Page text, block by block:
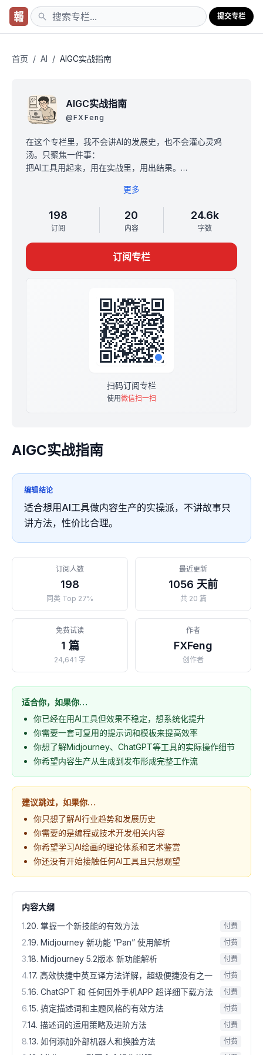
提交专栏
首页 / AI / AIGC实战指南
AIGC实战指南
@FXFeng
在这个专栏里，我不会讲AI的发展史，也不会灌心灵鸡
汤。只聚焦一件事：
把AI工具用起来，用在实战里，用出结果。
每一期只讲一个工具：怎么上手、怎么用出效果。
全部基于我的真实项目实操：从文案生成、封面设计、脚
本改写，到批量排版、自动发布。
提供可直接复用的提示词、模版、操作流程。
更多
198
订阅
20
内容
24.6k
字数
订阅专栏
扫码订阅专栏
使用微信扫一扫
AIGC实战指南
编辑结论
适合想用AI工具做内容生产的实操派，不讲故事只
讲方法，性价比合理。
订阅人数
198
同类 Top 27%
最近更新
1056 天前
共 20 篇
免费试读
1 篇
24,641 字
作者
FXFeng
创作者
适合你，如果你…
你已经在用AI工具但效果不稳定，想系统化提升
你需要一套可复用的提示词和模板来提高效率
你想了解Midjourney、ChatGPT等工具的实际操作细节
你希望内容生产从生成到发布形成完整工作流
建议跳过，如果你…
你只想了解AI行业趋势和发展历史
你需要的是编程或技术开发相关内容
你希望学习AI绘画的理论体系和艺术鉴赏
你还没有开始接触任何AI工具且只想观望
内容大纲
1.20. 掌握一个新技能的有效方法 付费
2.19. Midjourney 新功能 “Pan” 使用解析 付费
3.18. Midjourney 5.2版本 新功能解析 付费
4.17. 高效快捷中英互译方法详解，超级便捷没有之一 付费
5.16. ChatGPT 和 任何国外手机APP 超详细下载方法 付费
6.15. 搞定描述词和主题风格的有效方法 付费
7.14. 描述词的运用策略及进阶方法 付费
8.13. 如何添加外部机器人和换脸方法 付费